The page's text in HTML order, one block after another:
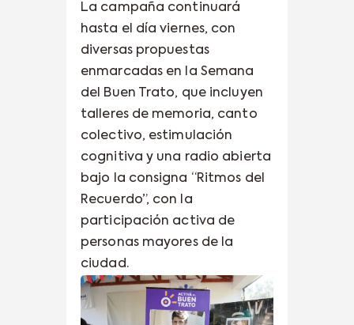
La campaña continuará
hasta el día viernes, con
diversas propuestas
enmarcadas en la Semana
del Buen Trato, que incluyen
talleres de memoria, canto
colectivo, estimulación
cognitiva y una radio abierta
bajo la consigna “Ritmos del
Recuerdo”, con la
participación activa de
personas mayores de la
ciudad.